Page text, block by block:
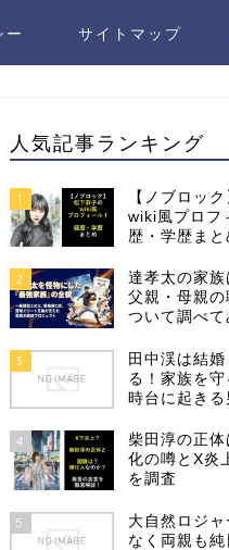
ー サイトマップ
人気記事ランキング
1
【ノブロッ
wiki風プロフ
歴・学歴まと
2
達孝太の家族
父親・母親
ついて調べて
3
田中渓は結
る！家族を
時台に起き
4
柴田淳の正
化の噂とX炎
を調査
5
大自然ロジ
なく両親も